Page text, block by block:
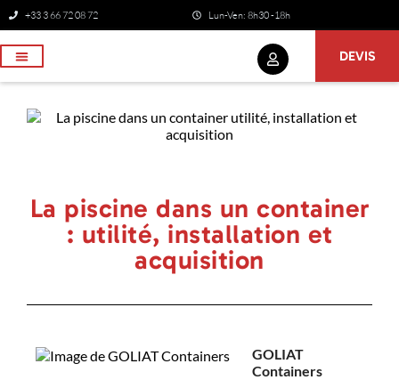
+33 3 66 72 08 72 Lun-Ven: 8h30 -18h
DEVIS
La piscine dans un container
: utilité, installation et
acquisition
GOLIAT
Containers